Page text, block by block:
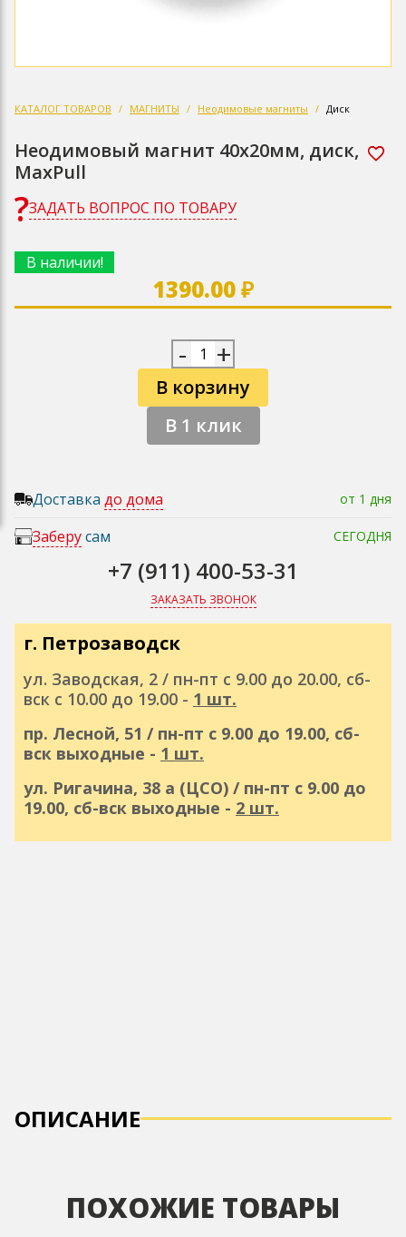
КАТАЛОГ ТОВАРОВ МАГНИТЫ Неодимовые магниты Диск
Неодимовый магнит 40х20мм, диск,
MaxPull
ЗАДАТЬ ВОПРОС ПО ТОВАРУ
В наличии!
1390.00 ₽
- +
В корзину
В 1 клик
Доставка до дома от 1 дня
Заберусам СЕГОДНЯ
+7 (911) 400-53-31
ЗАКАЗАТЬ ЗВОНОК
г. Петрозаводск
ул. Заводская, 2 / пн-пт с 9.00 до 20.00, сб-
вск с 10.00 до 19.00 - 1 шт.
пр. Лесной, 51 / пн-пт с 9.00 до 19.00, сб-
вск выходные - 1 шт.
ул. Ригачина, 38 а (ЦСО) / пн-пт с 9.00 до
19.00, сб-вск выходные - 2 шт.
ОПИСАНИЕ
ПОХОЖИЕ ТОВАРЫ